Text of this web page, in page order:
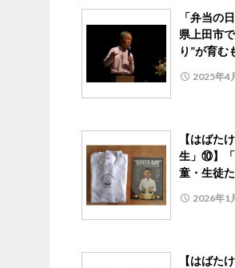
「弁当の
県上田市
り”が育む
2025年4
【はばた
生」⑩】「
童・生徒
2026年1
【はばた